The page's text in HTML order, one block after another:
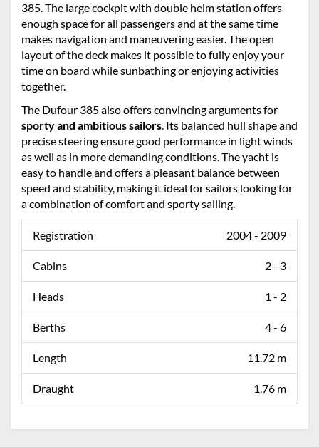
385. The large cockpit with double helm station offers
enough space for all passengers and at the same time
makes navigation and maneuvering easier. The open
layout of the deck makes it possible to fully enjoy your
time on board while sunbathing or enjoying activities
together.
The Dufour 385 also offers convincing arguments for
sporty and ambitious sailors. Its balanced hull shape and
precise steering ensure good performance in light winds
as well as in more demanding conditions. The yacht is
easy to handle and offers a pleasant balance between
speed and stability, making it ideal for sailors looking for
a combination of comfort and sporty sailing.
Registration 2004 - 2009
Cabins 2 - 3
Heads 1 - 2
Berths 4 - 6
Length 11.72 m
Draught 1.76 m